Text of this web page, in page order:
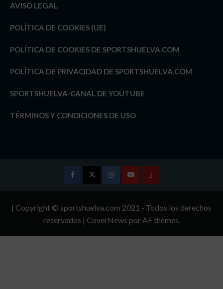
AVISO LEGAL
POLÍTICA DE COOKIES (UE)
POLÍTICA DE COOKIES DE SPORTSHUELVA.COM
POLÍTICA DE PRIVACIDAD DE SPORTSHUELVA.COM
SPORTSHUELVA-CANAL DE YOUTUBE
TÉRMINOS Y CONDICIONES DE USO
InstagramYoutubeTÉRMINOS
CONDICIONES
| Copyright © sportshuelva.com 2021 - Todos los derechos
reservados | CoverNews por AF themes.